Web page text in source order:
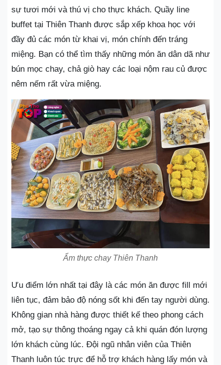
sự tươi mới và thú vị cho thực khách. Quầy line
buffet tại Thiên Thanh được sắp xếp khoa học với
đầy đủ các món từ khai vị, món chính đến tráng
miệng. Bạn có thể tìm thấy những món ăn dân dã như
bún mọc chay, chả giò hay các loại nộm rau củ được
nêm nếm rất vừa miệng.
Ẩm thực chay Thiên Thanh
Ưu điểm lớn nhất tại đây là các món ăn được fill mới
liên tục, đảm bảo độ nóng sốt khi đến tay người dùng.
Không gian nhà hàng được thiết kế theo phong cách
mở, tạo sự thông thoáng ngay cả khi quán đón lượng
lớn khách cùng lúc. Đội ngũ nhân viên của Thiên
Thanh luôn túc trực để hỗ trợ khách hàng lấy món và